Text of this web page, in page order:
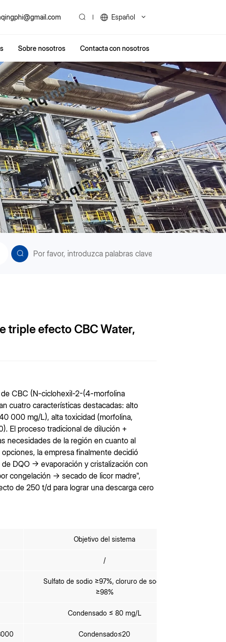
Español
Sobre nosotros Contacta con nosotros
triple efecto CBC Water,
CBC (N-ciclohexil-2-(4-morfolina
cuatro características destacadas: alto
000 mg/L), alta toxicidad (morfolina,
El proceso tradicional de dilución +
necesidades de la región en cuanto al
la empresa finalmente decidió
DQO → evaporación y cristalización con
congelación → secado de licor madre",
de 250 t/d para lograr una descarga cero
Objetivo del sistema
/
Sulfato de sodio ≥97%, cloruro de sodio
≥98%
Condensado ≤ 80 mg/L
Condensado≤20